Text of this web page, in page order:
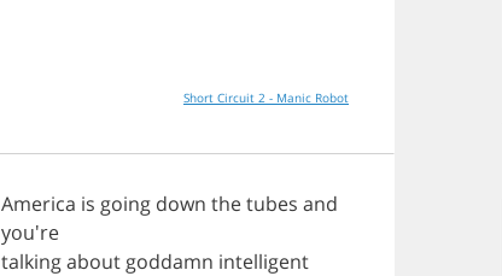
Short Circuit 2 - Manic Robot
America is going down thetubes and
you're
talkingabout goddamn intelligent